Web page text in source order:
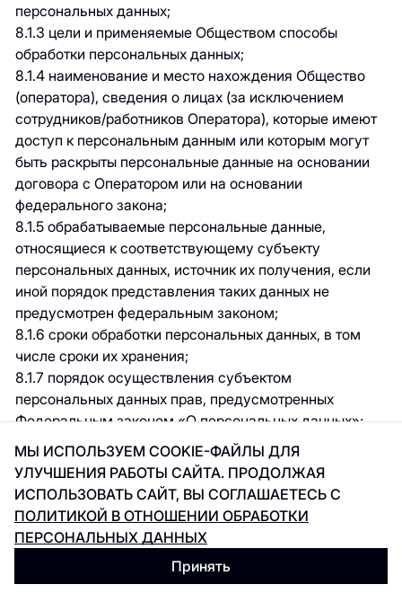
МЫ ИСПОЛЬЗУЕМ COOKIE-ФАЙЛЫ ДЛЯ
УЛУЧШЕНИЯ РАБОТЫ САЙТА. ПРОДОЛЖАЯ
ИСПОЛЬЗОВАТЬ САЙТ, ВЫ СОГЛАШАЕТЕСЬ С
ПОЛИТИКОЙ В ОТНОШЕНИИ ОБРАБОТКИ
ПЕРСОНАЛЬНЫХ ДАННЫХ
Принять
персональных данных;
8.1.3 цели и применяемые Обществом способы
обработки персональных данных;
8.1.4 наименование и место нахождения Общество
(оператора), сведения о лицах (за исключением
сотрудников/работников Оператора), которые имеют
доступ к персональным данным или которым могут
быть раскрыты персональные данные на основании
договора с Оператором или на основании
федерального закона;
8.1.5 обрабатываемые персональные данные,
относящиеся к соответствующему субъекту
персональных данных, источник их получения, если
иной порядок представления таких данных не
предусмотрен федеральным законом;
8.1.6 сроки обработки персональных данных, в том
числе сроки их хранения;
8.1.7 порядок осуществления субъектом
персональных данных прав, предусмотренных
Федеральным законом «О персональных данных»;
8.1.8 наименование или фамилию, имя, отчество и
адрес лица, осуществляющего обработку
персональных данных по поручению Оператора, если
обработка поручена или будет поручена такому лицу;
8.1.9 иные сведения, предусмотренные Федеральным
законом «О персональных данных» или другими
федеральными законами.